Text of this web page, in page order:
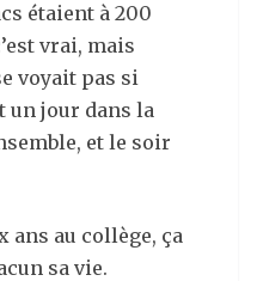
étaient à 200
vrai, mais
voyait pas si
un jour dans la
et le soir
ans au collège, ça
sa vie.